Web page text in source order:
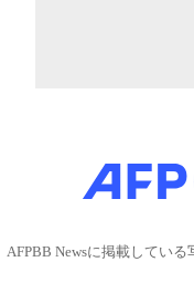
AFPBB Newsに掲載してい